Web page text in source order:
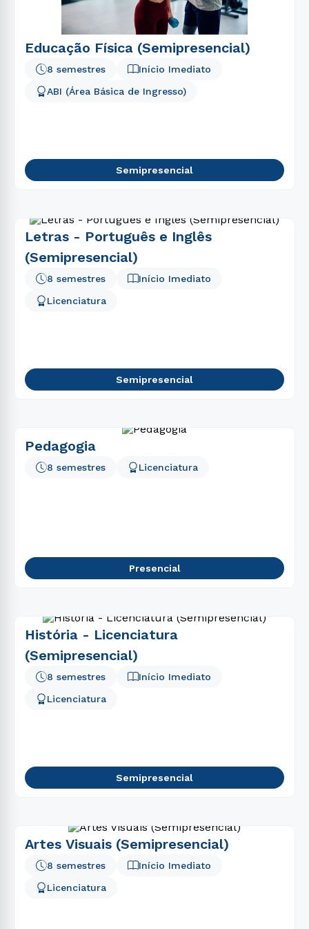
Educação Física (Semipresencial)
Início Imediato
ABI (Área Básica de Ingresso)
8 semestres
Semipresencial
Letras - Português e Inglês
(Semipresencial)
8 semestres
Início Imediato
Licenciatura
Semipresencial
Pedagogia
Licenciatura
8 semestres
Presencial
História - Licenciatura
(Semipresencial)
Início Imediato
8 semestres
Licenciatura
Semipresencial
Artes Visuais (Semipresencial)
Início Imediato
Licenciatura
8 semestres